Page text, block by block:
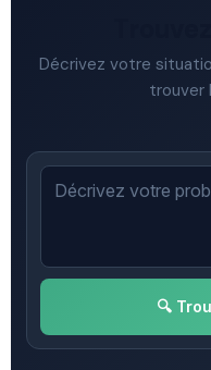
Décrivez votre
trouver
🔍